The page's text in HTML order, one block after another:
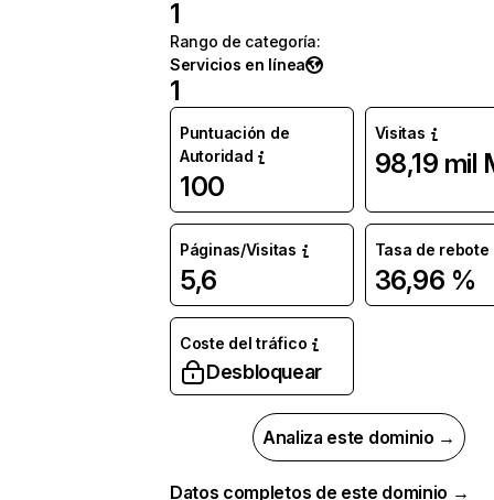
1
Rango de categoría:
Servicios en línea
1
Puntuación de
Autoridad
100
Visitas
98,19 mil
Páginas/Visitas
5,6
Tasa de rebote
36,96 %
Coste del tráfico
Desbloquear
Analiza este dominio →
Datos completos de este dominio →